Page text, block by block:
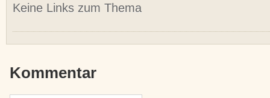
Keine Links zum Thema
Kommentar